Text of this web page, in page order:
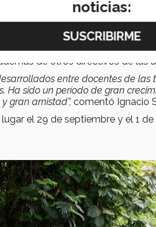
Chile y los participantes
y campus San Joaquín de
de los Andes; el rector de
de otros directivos de las
entre docentes de las
sido un período de gran
gran amistad”, comentó Ignacio
el 29 de septiembre y el 1
noticias: